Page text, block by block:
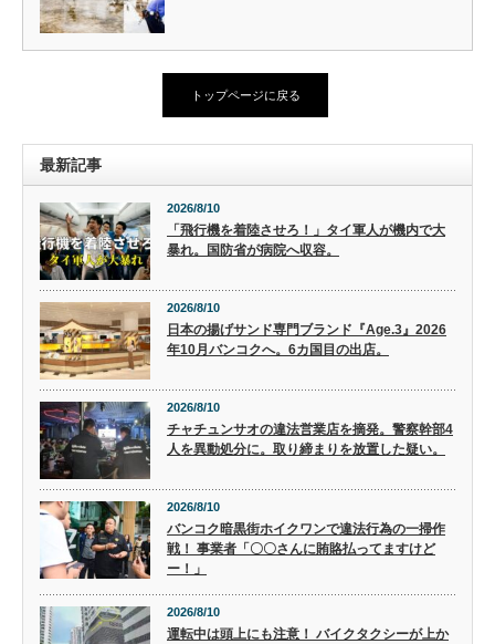
トップページに戻る
最新記事
2026/8/10
「飛行機を着陸させろ！」タイ軍人が機内で大
暴れ。国防省が病院へ収容。
2026/8/10
日本の揚げサンド専門ブランド『Age.3』2026
年10月バンコクへ。6カ国目の出店。
2026/8/10
チャチュンサオの違法営業店を摘発。警察幹部4
人を異動処分に。取り締まりを放置した疑い。
2026/8/10
バンコク暗黒街ホイクワンで違法行為の一掃作
戦！ 事業者「〇〇さんに賄賂払ってますけど
ー！」
2026/8/10
運転中は頭上にも注意！ バイクタクシーが上か